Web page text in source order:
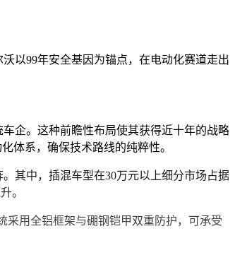
以99年安全基因为锚点，在电动化赛道走出
企。这种前瞻性布局使其获得近十年的战略
体系，确保技术路线的纯粹性。
其中，插混车型在30万元以上细分市场占据
。
采用全铝框架与硼钢铠甲双重防护，可承受